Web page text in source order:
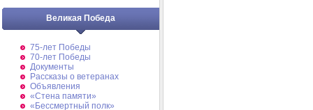
Великая Победа
75-лет Победы
70-лет Победы
Документы
Рассказы о ветеранах
Объявления
«Стена памяти»
«Бессмертный полк»